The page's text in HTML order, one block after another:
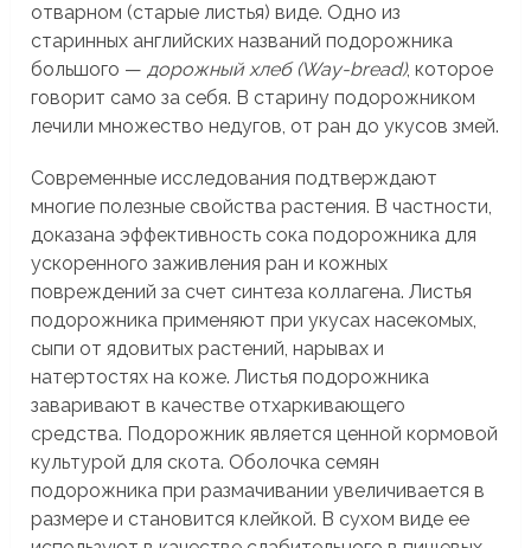
отварном (старые листья) виде. Одно из
старинных английских названий подорожника
большого —дорожный хлеб (Way-bread), которое
говорит само за себя. В старину подорожником
лечили множество недугов, от ран до укусов змей.
Современные исследования подтверждают
многие полезные свойства растения. В частности,
доказана эффективность сока подорожника для
ускоренного заживления ран и кожных
повреждений за счет синтеза коллагена. Листья
подорожника применяют при укусах насекомых,
сыпи от ядовитых растений, нарывах и
натертостях на коже. Листья подорожника
заваривают в качестве отхаркивающего
средства. Подорожник является ценной кормовой
культурой для скота. Оболочка семян
подорожника при размачивании увеличивается в
размере и становится клейкой. В сухом виде ее